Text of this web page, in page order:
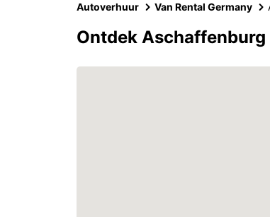
Autoverhuur Van Rental Germany
Ontdek